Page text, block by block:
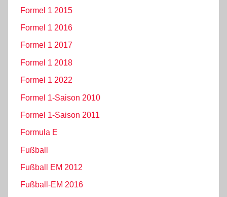
Formel 1 2015
Formel 1 2016
Formel 1 2017
Formel 1 2018
Formel 1 2022
Formel 1-Saison 2010
Formel 1-Saison 2011
Formula E
Fußball
Fußball EM 2012
Fußball-EM 2016